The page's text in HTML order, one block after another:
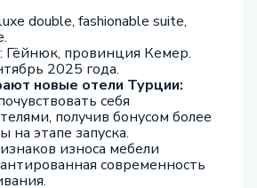
double, fashionable suite,
Гёйнюк, провинция Кемер.
2025 года.
новые отели Турции:
себя
получив бонусом более
этапе запуска.
износа мебели
современность